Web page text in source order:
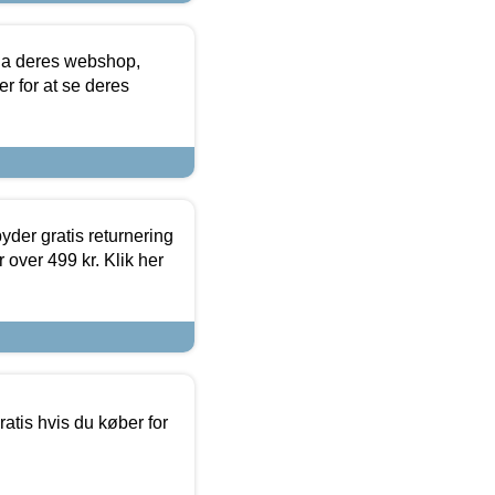
deres webshop,
for at se deres
gratis returnering
over 499 kr. Klik her
hvis du køber for